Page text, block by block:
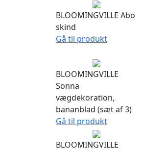
BLOOMINGVILLE Abo
skind
Gå til produkt
BLOOMINGVILLE
Sonna
vægdekoration,
bananblad (sæt af 3)
Gå til produkt
BLOOMINGVILLE